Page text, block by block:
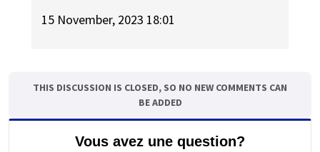
15 November, 2023 18:01
THIS DISCUSSION IS CLOSED, SO NO NEW COMMENTS CAN
BE ADDED
Vous avez une question?